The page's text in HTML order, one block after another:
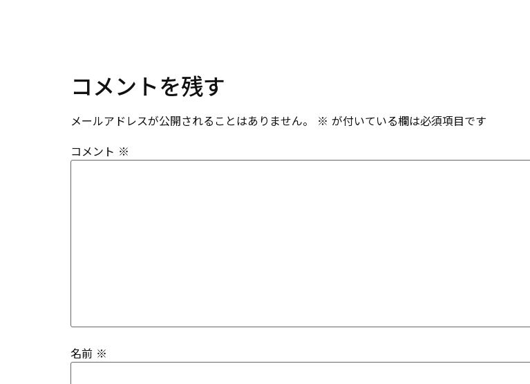
コメントを残す
メールアドレスが公開されることはありません。 ※ が付いている欄は必須項目です
コメント ※
名前 ※